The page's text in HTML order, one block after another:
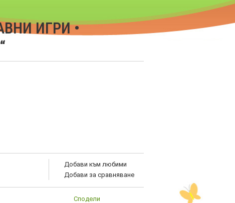
ИГРИ •
Добави към любими
Добави за сравняване
Сподели